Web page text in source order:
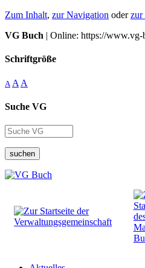
Zum Inhalt, zur Navigation oderzur
VG Buch | Online: https://www.vg-
Schriftgröße
A A A
Suche VG
suchen